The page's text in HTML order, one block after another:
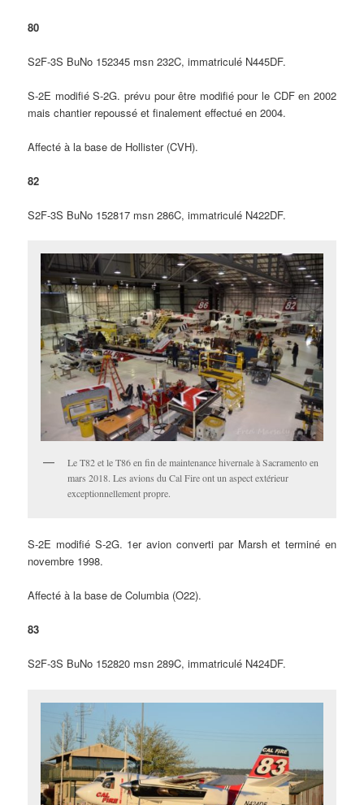
80
S2F-3S BuNo 152345 msn 232C, immatriculé N445DF.
S-2E modifié S-2G. prévu pour être modifié pour le CDF en 2002
mais chantier repoussé et finalement effectué en 2004.
Affecté à la base de Hollister (CVH).
82
S2F-3S BuNo 152817 msn 286C, immatriculé N422DF.
Le T82 et le T86 en fin de maintenance hivernale à Sacramento en
mars 2018. Les avions du Cal Fire ont un aspect extérieur
exceptionnellement propre.
S-2E modifié S-2G. 1er avion converti par Marsh et terminé en
novembre 1998.
Affecté à la base de Columbia (O22).
83
S2F-3S BuNo 152820 msn 289C, immatriculé N424DF.